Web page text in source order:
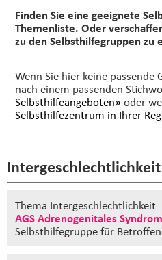
Finden Sie eine geeignete
Themenliste. Oder
zu den Selbsthilfegruppen zu
Wenn Sie hier keine passende
nach einem passenden
Selbsthilfeangeboten» oder
Selbsthilfezentrum in Ihrer
Intergeschlechtlichkeit
Thema Intergeschlechtlichkeit
AGS Adrenogenitales
Selbsthilfegruppefür